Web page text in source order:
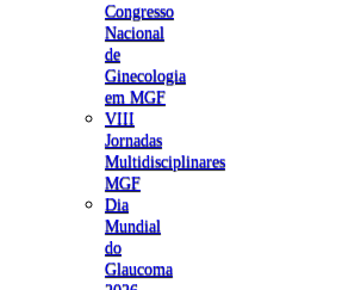
Congresso
Nacional
de
Ginecologia
em MGF
VIII
Jornadas
Multidisciplinares
MGF
Dia
Mundial
do
Glaucoma